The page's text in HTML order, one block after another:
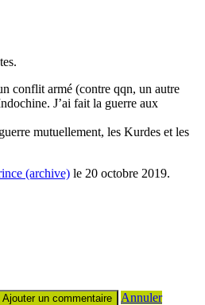
conflit armé (contre qqn, un autre
J’ai fait la guerre aux
mutuellement, les Kurdes et les
(archive) le 20 octobre 2019.
Annuler